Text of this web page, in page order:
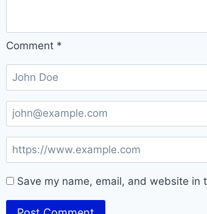
Comment *
Save my name, email, and website